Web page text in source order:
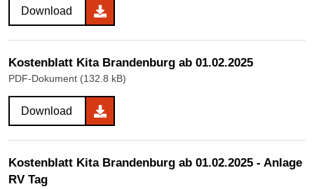
Download
Kostenblatt Kita Brandenburg ab 01.02.2025
PDF-Dokument (132.8 kB)
Download
Kostenblatt Kita Brandenburg ab 01.02.2025 - Anlage
RV Tag